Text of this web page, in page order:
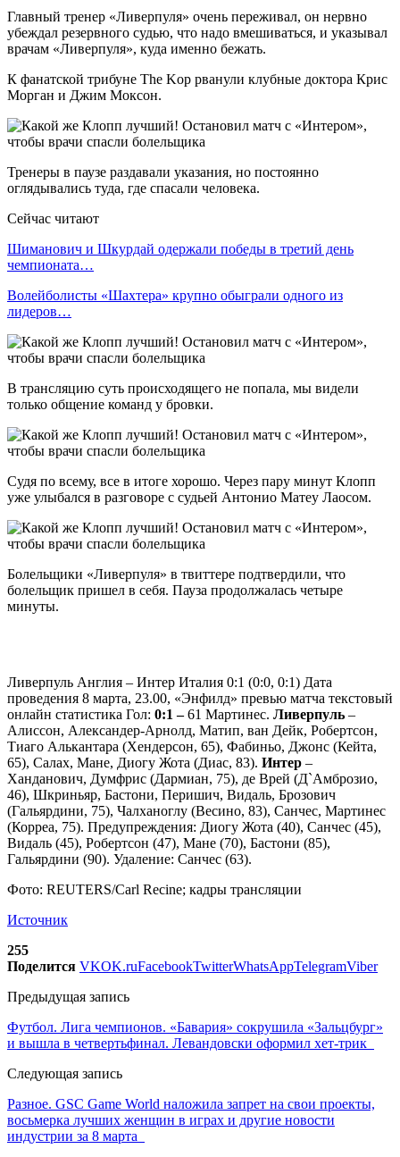
Главный тренер «Ливерпуля» очень переживал, он нервно
убеждал резервного судью, что надо вмешиваться, и указывал
врачам «Ливерпуля», куда именно бежать.
К фанатской трибуне The Kop рванули клубные доктора Крис
Морган и Джим Моксон.
Тренеры в паузе раздавали указания, но постоянно
оглядывались туда, где спасали человека.
Сейчас читают
Шиманович и Шкурдай одержали победы в третий день
чемпионата…
Волейболисты «Шахтера» крупно обыграли одного из
лидеров…
В трансляцию суть происходящего не попала, мы видели
только общение команд у бровки.
Судя по всему, все в итоге хорошо. Через пару минут Клопп
уже улыбался в разговоре с судьей Антонио Матеу Лаосом.
Болельщики «Ливерпуля» в твиттере подтвердили, что
болельщик пришел в себя. Пауза продолжалась четыре
минуты.
Ливерпуль Англия – Интер Италия 0:1 (0:0, 0:1) Дата
проведения 8 марта, 23.00, «Энфилд» превью матча текстовый
онлайн статистика Гол: 0:1 –61 Мартинес. Ливерпуль –
Алиссон, Александер-Арнолд, Матип, ван Дейк, Робертсон,
Тиаго Алькантара (Хендерсон, 65), Фабиньо, Джонс (Кейта,
65), Салах, Мане, Диогу Жота (Диас, 83). Интер –
Ханданович, Думфрис (Дармиан, 75), де Врей (Д`Амброзио,
46), Шкриньяр, Бастони, Перишич, Видаль, Брозович
(Гальярдини, 75), Чалханоглу (Весино, 83), Санчес, Мартинес
(Корреа, 75). Предупреждения: Диогу Жота (40), Санчес (45),
Видаль (45), Робертсон (47), Мане (70), Бастони (85),
Гальярдини (90). Удаление: Санчес (63).
Фото: REUTERS/Carl Recine; кадры трансляции
Источник
255
Поделится VKOK.ruFacebookTwitterWhatsAppTelegramViber
Предыдущая запись
Футбол. Лига чемпионов. «Бавария» сокрушила «Зальцбург»
и вышла в четвертьфинал. Левандовски оформил хет-трик
Следующая запись
Разное. GSC Game World наложила запрет на свои проекты,
восьмерка лучших женщин в играх и другие новости
индустрии за 8 марта